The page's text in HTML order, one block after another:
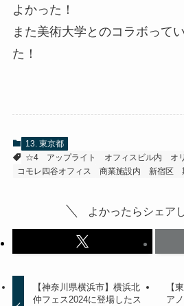
よかった！
また美術大学とのコラボって
た！
13. 東京都
☆4
アップライト オフィスビル内
オ
コモレ四谷オフィス
商業施設内 新宿区
よかったらシェア
【神奈川県横浜市】横浜北
仲フェス2024に登場したス
【
ア